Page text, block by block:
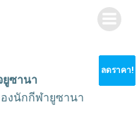
ยูซานา
งนักกีฬายูซานา
ลดราคา!
ลดราคา!
ลดราคา!
ลดราคา!
ลดราคา!
ลดราคา!
ลดราคา!